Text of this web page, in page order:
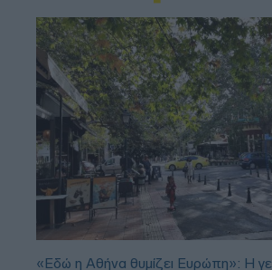
«Εδώ η Αθήνα θυμίζει Ευρώπη»: H